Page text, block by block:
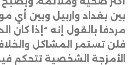
بين بغداد واربيل وبين أي
مردفا بالقول إنه “إذا كان
فلن تستمر المشاكل
الأمزجة الشخصية تتحكم